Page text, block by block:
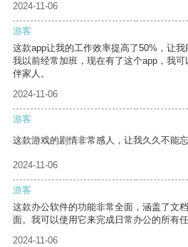
2024-11-06
游客
这款app让我的工作效率提高了50%，让我
我以前经常加班，现在有了这个app，我
伴家人。
2024-11-06
游客
这款游戏的剧情非常感人，让我久久不能忘
2024-11-06
游客
这款办公软件的功能非常全面，涵盖了文
面。我可以使用它来完成日常办公的所有任
2024-11-06